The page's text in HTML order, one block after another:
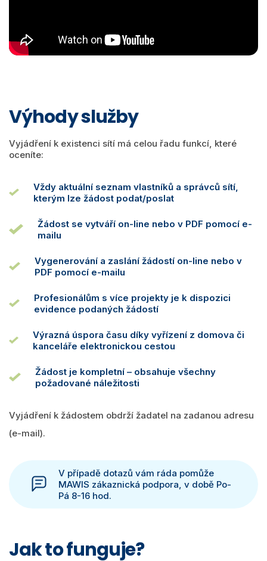
Výhody služby
Vyjádření k existenci sítí má celou řadu funkcí, které
oceníte:
Vždy aktuální seznam vlastníků a správců sítí,
kterým lze žádost podat/poslat
Žádost se vytváří on-line nebo v PDF pomocí e-
mailu
Vygenerování a zaslání žádostí on-line nebo v
PDF pomocí e-mailu
Profesionálům s více projekty je k dispozici
evidence podaných žádostí
Výrazná úspora času díky vyřízení z domova či
kanceláře elektronickou cestou
Žádost je kompletní – obsahuje všechny
požadované náležitosti
Vyjádření k žádostem obdrží žadatel na zadanou adresu
(e-mail).
V případě dotazů vám ráda pomůže
MAWIS zákaznická podpora, v době Po-
Pá 8-16 hod.
Jak to funguje?